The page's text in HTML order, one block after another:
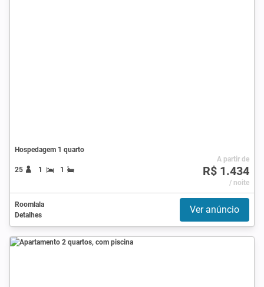
Hospedagem 1 quarto
25 1 1
A partir de
R$ 1.434
/ noite
Roomlala
Detalhes
Ver anúncio